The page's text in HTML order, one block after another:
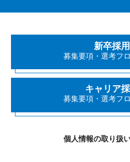
新卒採用
募集要項・選考フ
キャリア
募集要項・選考フ
個人情報の取り扱